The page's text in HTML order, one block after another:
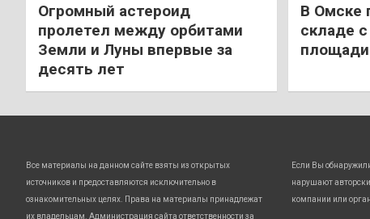
Огромный астероид
пролетел между орбитами
Земли и Луны впервые за
десять лет
В Омске
складе
Все материалы на данном сайте взяты из открытых
источников и предоставляются исключительно в
ознакомительных целях. Права на материалы принадлежат
их владельцам. Администрация сайта ответственности за
Если Вы
нарушают
компании или